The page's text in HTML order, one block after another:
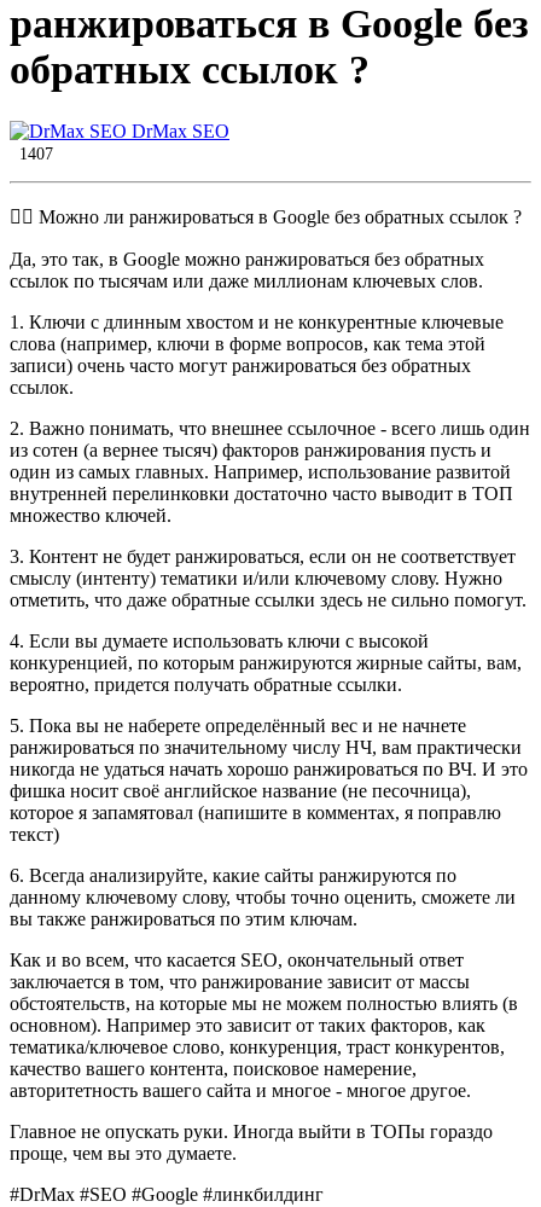
ранжироваться в Google без
обратных ссылок ?
DrMax SEO
1407
🏴‍☠️ Можно ли ранжироваться в Google без обратных ссылок ?
Да, это так, в Google можно ранжироваться без обратных
ссылок по тысячам или даже миллионам ключевых слов.
1. Ключи с длинным хвостом и не конкурентные ключевые
слова (например, ключи в форме вопросов, как тема этой
записи) очень часто могут ранжироваться без обратных
ссылок.
2. Важно понимать, что внешнее ссылочное - всего лишь один
из сотен (а вернее тысяч) факторов ранжирования пусть и
один из самых главных. Например, использование развитой
внутренней перелинковки достаточно часто выводит в ТОП
множество ключей.
3. Контент не будет ранжироваться, если он не соответствует
смыслу (интенту) тематики и/или ключевому слову. Нужно
отметить, что даже обратные ссылки здесь не сильно помогут.
4. Если вы думаете использовать ключи с высокой
конкуренцией, по которым ранжируются жирные сайты, вам,
вероятно, придется получать обратные ссылки.
5. Пока вы не наберете определённый вес и не начнете
ранжироваться по значительному числу НЧ, вам практически
никогда не удаться начать хорошо ранжироваться по ВЧ. И это
фишка носит своё английское название (не песочница),
которое я запамятовал (напишите в комментах, я поправлю
текст)
6. Всегда анализируйте, какие сайты ранжируются по
данному ключевому слову, чтобы точно оценить, сможете ли
вы также ранжироваться по этим ключам.
Как и во всем, что касается SEO, окончательный ответ
заключается в том, что ранжирование зависит от массы
обстоятельств, на которые мы не можем полностью влиять (в
основном). Например это зависит от таких факторов, как
тематика/ключевое слово, конкуренция, траст конкурентов,
качество вашего контента, поисковое намерение,
авторитетность вашего сайта и многое - многое другое.
Главное не опускать руки. Иногда выйти в ТОПы гораздо
проще, чем вы это думаете.
#DrMax #SEO #Google #линкбилдинг